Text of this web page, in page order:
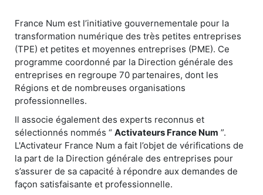
France Num est l’initiative gouvernementale pour la
transformation numérique des très petites entreprises
(TPE) et petites et moyennes entreprises (PME). Ce
programme coordonné par la Direction générale des
entreprises en regroupe 70 partenaires, dont les
Régions et de nombreuses organisations
professionnelles.
Il associe également des experts reconnus et
sélectionnés nommés “ Activateurs France Num ”.
L'Activateur France Num a fait l’objet de vérifications de
la part de la Direction générale des entreprises pour
s’assurer de sa capacité à répondre aux demandes de
façon satisfaisante et professionnelle.